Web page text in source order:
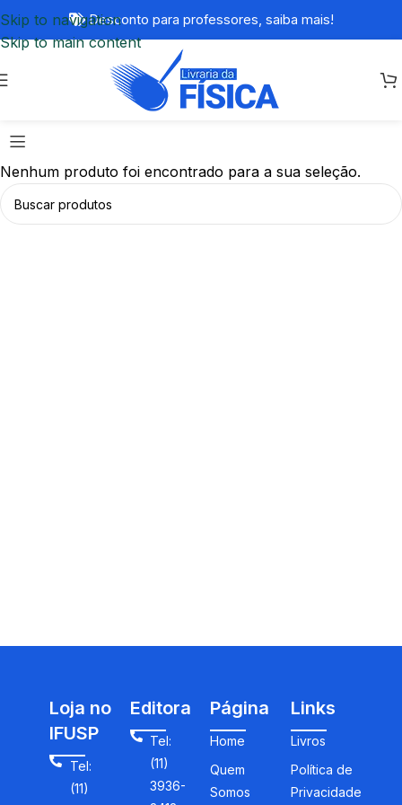
Skip to navigation
Skip to main content
Desconto para professores, saiba mais!
Nenhum produto foi encontrado para a sua seleção.
Loja no
IFUSP
Tel:
(11)
Editora
Tel:
(11)
3936-
Página
Home
Quem
Somos
Links
Livros
Política de
Privacidade